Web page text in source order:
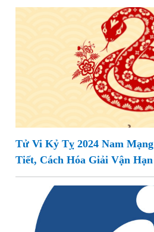
Tử Vi Kỷ Tỵ 2024 Nam
Tiết, Cách Hóa Giải Vận Hạn